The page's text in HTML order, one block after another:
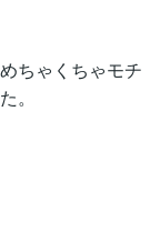
ちゃくちゃモチ
。